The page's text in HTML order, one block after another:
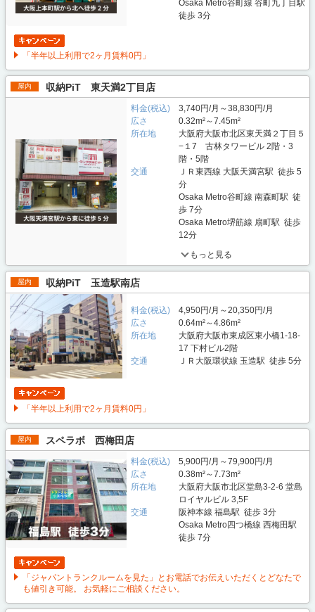
Osaka Metro谷町線 谷町九丁目駅
徒歩 3分
「半年以上利用で2ヶ月賃料0円」
屋内 収納PiT 東天満2丁目店
料金(税込)
3,740円/月～38,830円/月
広さ
0.32m²～7.45m²
所在地
大阪府大阪市北区東天満２丁目５
−１7 古林タワービル 2階・3
階・5階
交通
ＪＲ東西線 大阪天満宮駅 徒歩 5
分
Osaka Metro谷町線 南森町駅 徒
歩 7分
Osaka Metro堺筋線 扇町駅 徒歩
12分
もっと見る
屋内 収納PiT 玉造駅南店
料金(税込)
4,950円/月～20,350円/月
広さ
0.64m²～4.86m²
所在地
大阪府大阪市東成区東小橋1-18-
17 下村ビル2階
交通
ＪＲ大阪環状線 玉造駅 徒歩 5分
「半年以上利用で2ヶ月賃料0円」
屋内 スペラボ 西梅田店
料金(税込)
5,900円/月～79,900円/月
広さ
0.38m²～7.73m²
所在地
大阪府大阪市北区堂島3-2-6 堂島
ロイヤルビル 3,5F
交通
阪神本線 福島駅 徒歩 3分
Osaka Metro四つ橋線 西梅田駅
徒歩 7分
「ジャパントランクルームを見た」とお電話でお伝えいただくとどなたで
も値引き可能。 お気軽にご相談ください。